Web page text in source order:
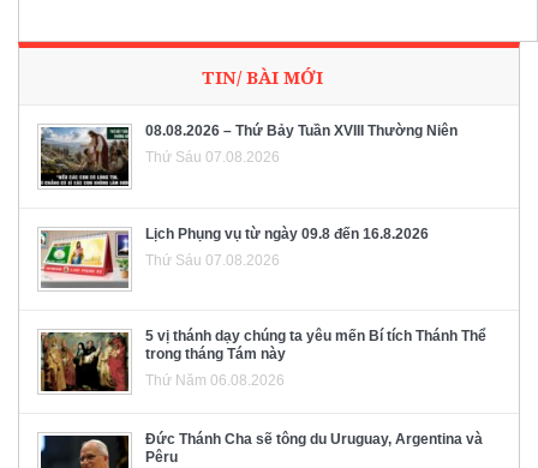
TIN/ BÀI MỚI
08.08.2026 – Thứ Bảy Tuần XVIII Thường Niên
Thứ Sáu 07.08.2026
Lịch Phụng vụ từ ngày 09.8 đến 16.8.2026
Thứ Sáu 07.08.2026
5 vị thánh dạy chúng ta yêu mến Bí tích Thánh Thể
trong tháng Tám này
Thứ Năm 06.08.2026
Đức Thánh Cha sẽ tông du Uruguay, Argentina và
Pêru